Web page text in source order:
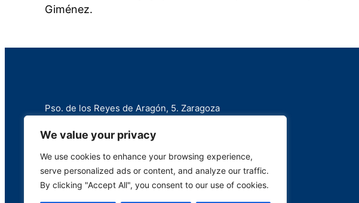
We value your privacy
We use cookies to enhance your browsing experience,
serve personalized ads or content, and analyze our traffic.
By clicking "Accept All", you consent to our use of cookies.
Giménez.
Pso. de los Reyes de Aragón, 5. Zaragoza